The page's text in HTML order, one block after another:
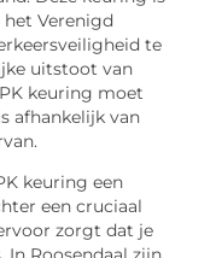
Verenigd
te
uitstoot van
keuring moet
afhankelijk van
keuring een
een cruciaal
zorgt dat je
Roosendaal zijn